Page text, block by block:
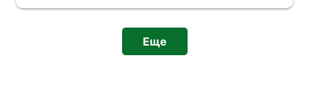
и т.д. Отдельную благодарность за работу
выражаю менеджеру Надежде: за очень
тактичные и ненавязчивые напоминания о
Еще